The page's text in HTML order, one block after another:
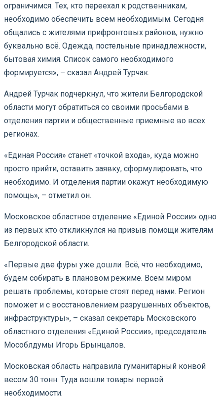
ограничимся. Тех, кто переехал к родственникам,
необходимо обеспечить всем необходимым. Сегодня
общались с жителями прифронтовых районов, нужно
буквально всё. Одежда, постельные принадлежности,
бытовая химия. Список самого необходимого
формируется», – сказал Андрей Турчак.
Андрей Турчак подчеркнул, что жители Белгородской
области могут обратиться со своими просьбами в
отделения партии и общественные приемные во всех
регионах.
«Единая Россия» станет «точкой входа», куда можно
просто прийти, оставить заявку, сформулировать, что
необходимо. И отделения партии окажут необходимую
помощь», – отметил он.
Московское областное отделение «Единой России» одно
из первых кто откликнулся на призыв помощи жителям
Белгородской области.
«Первые две фуры уже дошли. Всё, что необходимо,
будем собирать в плановом режиме. Всем миром
решать проблемы, которые стоят перед нами. Регион
поможет и с восстановлением разрушенных объектов,
инфраструктуры», – сказал секретарь Московского
областного отделения «Единой России», председатель
Мособлдумы Игорь Брынцалов.
Московская область направила гуманитарный конвой
весом 30 тонн. Туда вошли товары первой
необходимости.